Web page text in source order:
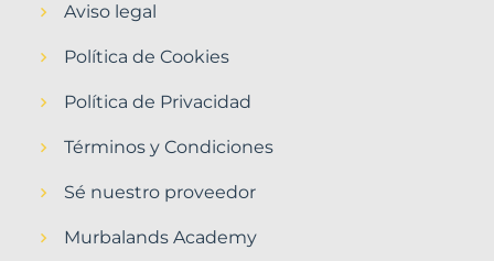
Aviso legal
Política de Cookies
Política de Privacidad
Términos y Condiciones
Sé nuestro proveedor
Murbalands Academy